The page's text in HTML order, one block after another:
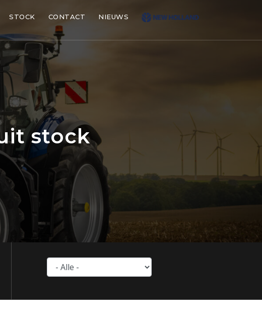
STOCK CONTACT NIEUWS
stock